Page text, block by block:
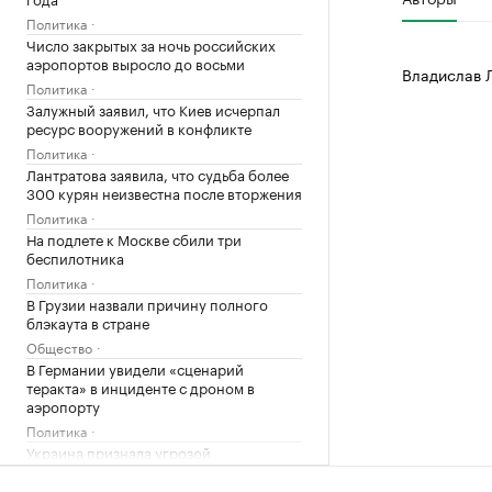
Политика
Число закрытых за ночь российских
аэропортов выросло до восьми
Политика
Залужный заявил, что Киев исчерпал
ресурс вооружений в конфликте
Политика
Лантратова заявила, что судьба более
300 курян неизвестна после вторжения
Политика
На подлете к Москве сбили три
беспилотника
Политика
В Грузии назвали причину полного
блэкаута в стране
Общество
В Германии увидели «сценарий
теракта» в инциденте с дроном в
аэропорту
Политика
Украина признала угрозой
нацбезопасности актрису из сериала
Владислав